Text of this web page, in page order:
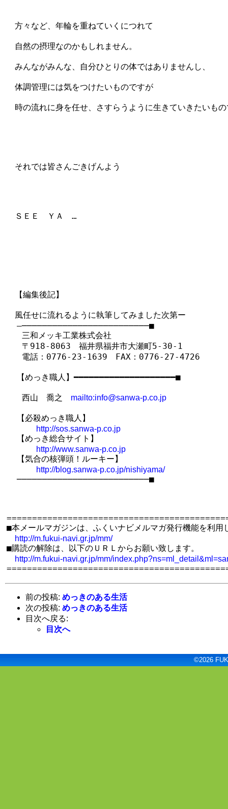
方々など、年輪を重ねていくにつれて
自然の摂理なのかもしれません。
みんながみんな、自分ひとりの体ではありませんし、
体調管理には気をつけたいものですが
時の流れに身を任せ、さすらうように生きていきたいも
それでは皆さんごきげんよう
ＳＥＥ　ＹＡ　…
【編集後記】
風任せに流れるように執筆してみました次第ー
  ―─────────────────────────■
   三和メッキ工業株式会社
   〒918-8063　福井県福井市大瀬町5-30-1
   電話：0776-23-1639　FAX：0776-27-4726
  【めっき職人】━━━━━━━━━━━━━━━━━━━━■
   西山　喬之
mailto:info@sanwa-p.co.jp
  【必殺めっき職人】
http://sos.sanwa-p.co.jp
  【めっき総合サイト】
http://www.sanwa-p.co.jp
  【気合の核弾頭！ルーキー】
http://blog.sanwa-p.co.jp/nishiyama/
  ──────────────────────────■
■本メールマガジンは、ふくいナビメルマガ発行機能を利用
http://m.fukui-navi.gr.jp/mm/
■購読の解除は、以下のＵＲＬからお願い致します。
http://m.fukui-navi.gr.jp/mm/
前の投稿: めっきのある生活
次の投稿: めっきのある生活
目次へ戻る:
目次へ
©2026